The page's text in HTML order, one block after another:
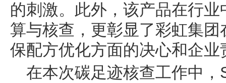
的刺激。此外，该产品在行
算与核查，更彰显了彩虹集
保配方优化方面的决心和企业
在本次碳足迹核查工作中